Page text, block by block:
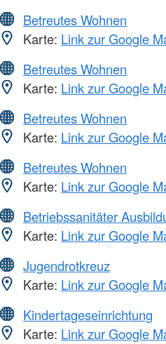
Betreutes Wohnen
Karte: Link zur Google
Betreutes Wohnen
Karte: Link zur Google
Betreutes Wohnen
Karte: Link zur Google
Betreutes Wohnen
Karte: Link zur Google
Betriebssanitäter
Karte: Link zur Google
Jugendrotkreuz
Karte: Link zur Google
Kindertageseinrichtung
Karte: Link zur Google